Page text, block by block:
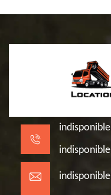
indisponible
indisponible
indisponible